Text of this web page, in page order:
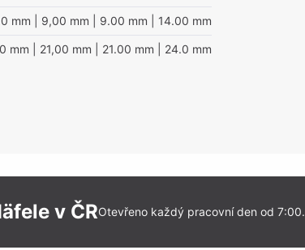
mm | 9,00 mm | 9.00 mm | 14.00 mm
mm | 21,00 mm | 21.00 mm | 24.0 mm
v ČROtevřeno každý pracovní den od 7:00.